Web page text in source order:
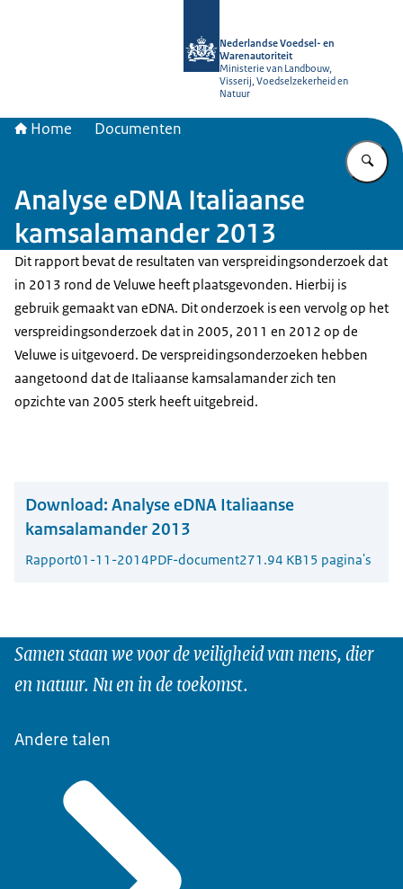
Nederlandse Voedsel- en
Warenautoriteit
Ministerie van Landbouw,
Visserij, Voedselzekerheid en
Natuur
Home Documenten
Analyse eDNA Italiaanse
kamsalamander 2013
Dit rapport bevat de resultaten van verspreidingsonderzoek dat
in 2013 rond de Veluwe heeft plaatsgevonden. Hierbij is
gebruik gemaakt van eDNA. Dit onderzoek is een vervolg op het
verspreidingsonderzoek dat in 2005, 2011 en 2012 op de
Veluwe is uitgevoerd. De verspreidingsonderzoeken hebben
aangetoond dat de Italiaanse kamsalamander zich ten
opzichte van 2005 sterk heeft uitgebreid.
Download: Analyse eDNA Italiaanse
kamsalamander 2013
Rapport01-11-2014PDF-document271.94 KB15 pagina's
Samen staan we voor de veiligheid van mens, dier
en natuur. Nu en in de toekomst.
Andere talen